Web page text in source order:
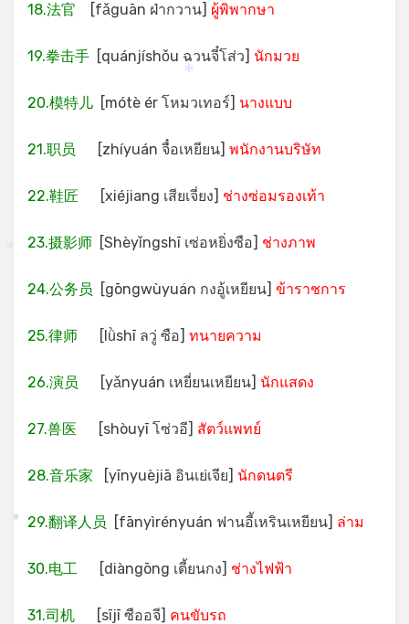
18.法官 [fǎguān ฝ่ากวาน] ผู้พิพากษา
19.拳击手 [quánjíshǒu ฉวนจี๋โส่ว] นักมวย
20.模特儿 [mótè ér โหมวเทอร์] นางแบบ
21.职员 [zhíyuán จื๋อเหยียน] พนักงานบริษัท
22.鞋匠 [xiéjiang เสียเจี่ยง] ช่างซ่อมรองเท้า
23.摄影师 [Shèyǐngshī เซ่อหยิ่งซือ] ช่างภาพ
24.公务员 [gōngwùyuán กงอู้เหยียน] ข้าราชการ
25.律师 [lǜshī ลวู่ ซือ] ทนายความ
26.演员 [yǎnyuán เหยี่ยนเหยียน] นักแสดง
27.兽医 [shòuyī โซ่วอี] สัตว์แพทย์
28.音乐家 [yīnyuèjiā อินเย่เจีย] นักดนตรี
29.翻译人员 [fānyìrényuán ฟานอี้เหรินเหยียน] ล่าม
30.电工 [diàngōng เตี้ยนกง] ช่างไฟฟ้า
31.司机 [sījī ซืออจี] คนขับรถ